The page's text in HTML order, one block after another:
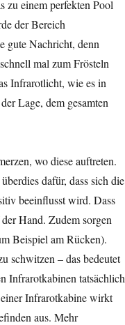
zu einem perfekten Pool
der Bereich
gute Nachricht, denn
mal zum Frösteln
Infrarotlicht, wie es in
Lage, dem gesamten
wo diese auftreten.
dafür, dass sich die
beeinflusst wird. Dass
Hand. Zudem sorgen
Beispiel am Rücken).
schwitzen – das bedeutet
Infrarotkabinen tatsächlich
Infrarotkabine wirkt
aus. Mehr